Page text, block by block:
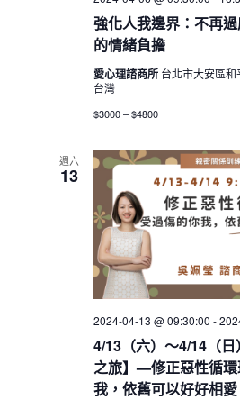
強化人我邊界：不再
的情緒負擔
愛心理諮商所 台北市大安區
台灣
$3000 – $4800
週六
13
4/13（六）～4/14（
之旅】—修正惡性循
我，依舊可以好好相愛
2024-04-13 @ 09:30:00 -